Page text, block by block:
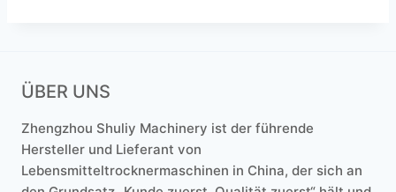
ÜBER UNS
Zhengzhou Shuliy Machinery ist der führende
Hersteller und Lieferant von
Lebensmitteltrocknermaschinen in China, der sich an